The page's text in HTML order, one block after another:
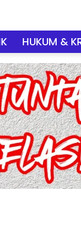
HUKUM &